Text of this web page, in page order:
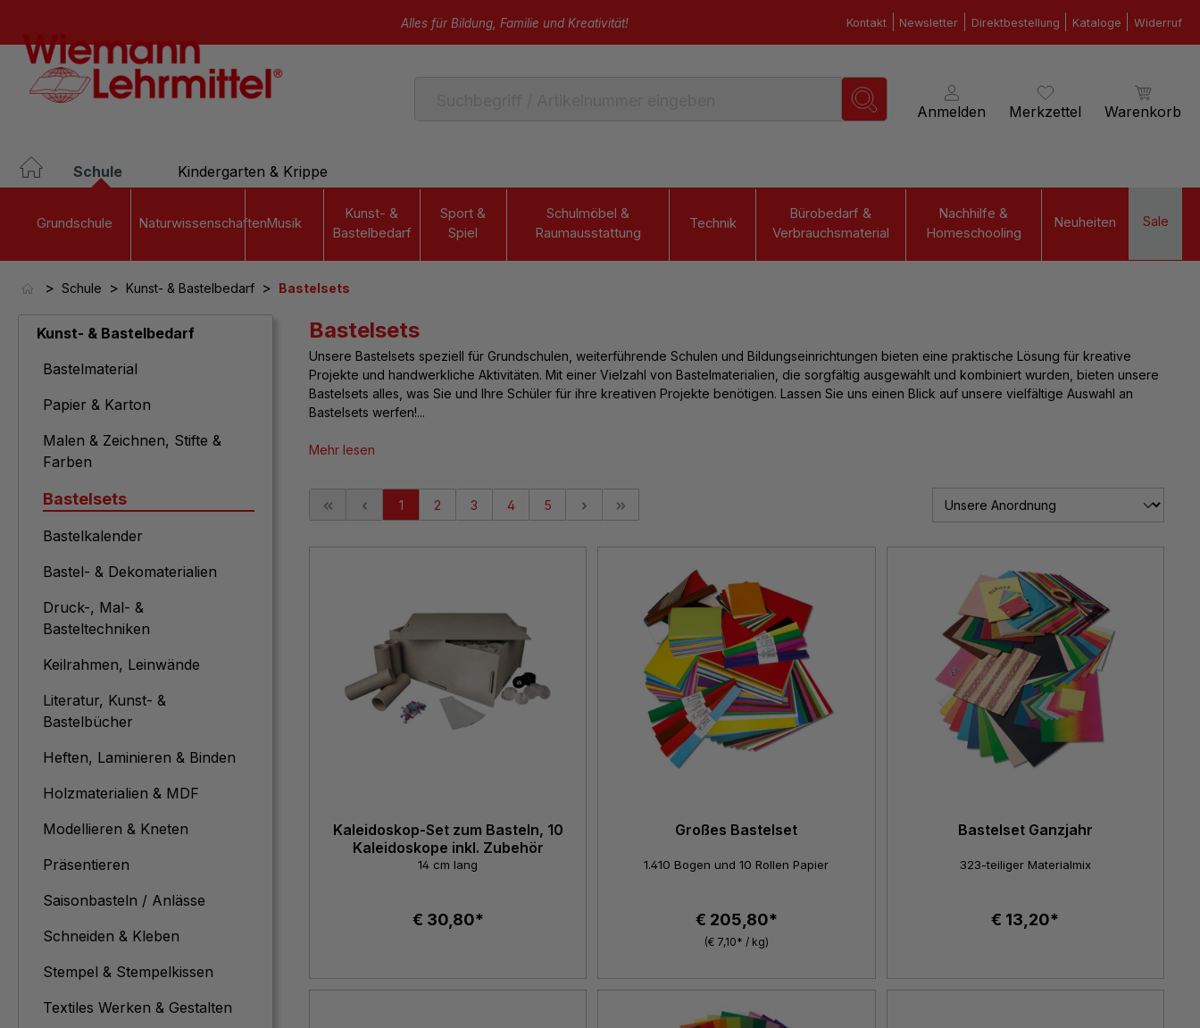
Alles für Bildung, Familie und Kreativität! Kontakt Newsletter Direktbestellung Kataloge Widerruf
Anmelden Merkzettel Warenkorb
Schule Kindergarten & Krippe
Grundschule NaturwissenschaftenMusik
Kunst- &
Bastelbedarf
Sport &
Spiel
Schulmöbel &
Raumausstattung
Technik
Bürobedarf &
Verbrauchsmaterial
Nachhilfe &
Homeschooling
Neuheiten Sale
> Schule > Kunst- & Bastelbedarf > Bastelsets
Kunst- & Bastelbedarf
Bastelmaterial
Papier & Karton
Malen & Zeichnen, Stifte &
Farben
Bastelsets
Bastelkalender
Bastel- & Dekomaterialien
Druck-, Mal- &
Basteltechniken
Keilrahmen, Leinwände
Literatur, Kunst- &
Bastelbücher
Heften, Laminieren & Binden
Holzmaterialien & MDF
Modellieren & Kneten
Präsentieren
Saisonbasteln / Anlässe
Schneiden & Kleben
Stempel & Stempelkissen
Textiles Werken & Gestalten
Bastelsets
Unsere Bastelsets speziell für Grundschulen, weiterführende Schulen und Bildungseinrichtungen bieten eine praktische Lösung für kreative
Projekte und handwerkliche Aktivitäten. Mit einer Vielzahl von Bastelmaterialien, die sorgfältig ausgewählt und kombiniert wurden, bieten unsere
Bastelsets alles, was Sie und Ihre Schüler für ihre kreativen Projekte benötigen. Lassen Sie uns einen Blick auf unsere vielfältige Auswahl an
Bastelsets werfen!...
Mehr lesen
1 2 3 4 5
Kaleidoskop-Set zum Basteln, 10
Kaleidoskope inkl. Zubehör
14 cm lang
€ 30,80*
Großes Bastelset
1.410 Bogen und 10 Rollen Papier
€ 205,80*
(€ 7,10* / kg)
Bastelset Ganzjahr
323-teiliger Materialmix
€ 13,20*